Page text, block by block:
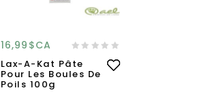
16,99$CA
Lax-A-Kat Pâte
Pour Les Boules De
Poils 100g